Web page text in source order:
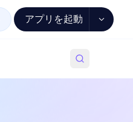
アプリを起動